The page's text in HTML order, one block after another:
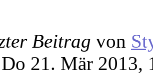
Beitrag von
21. Mär 2013,